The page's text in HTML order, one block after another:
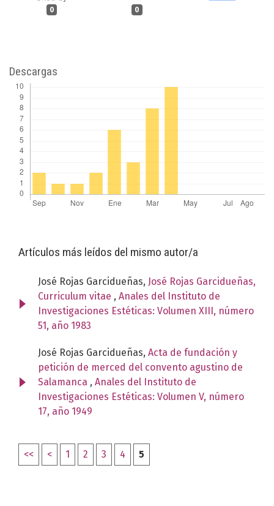
0 0
Descargas
Artículos más leídos del mismo autor/a
José Rojas Garcidueñas, José Rojas Garcidueñas,
Curriculum vitae , Anales del Instituto de
Investigaciones Estéticas: Volumen XIII, número
51, año 1983
José Rojas Garcidueñas, Acta de fundación y
petición de merced del convento agustino de
Salamanca , Anales del Instituto de
Investigaciones Estéticas: Volumen V, número
17, año 1949
<< < 1 2 3 4 5